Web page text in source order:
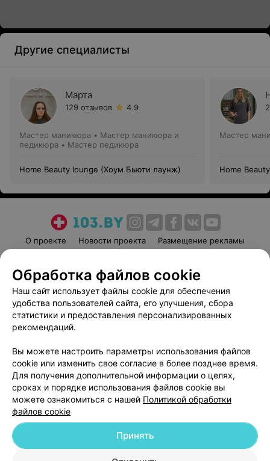
Другие специалисты
Марта
129 отзывов 4.9
Мастер маникюра • Мастер маникюра и
педикюра • Мастер педикюра
Home Beauty lounge (Хоум Бьюти лаунж)
Мастер
Home
О проекте Новости проекта
Размещение рекламы
Пользовательское соглашение
Способы оплаты
Вакансии
Партнеры
Написать руководителю 103.by
Обработка персональных данных
© 2026 ООО «Артокс Лаб», УНП 191700409
| 220012, Республика Беларусь,
Обработка файлов cookie
Наш сайт использует файлы cookie для обеспечения
удобства пользователей сайта, его улучшения, сбора
статистики и предоставления персонализированных
рекомендаций.
Вы можете настроить параметры использования файлов
cookie или изменить свое согласие в более позднее время.
Для получения дополнительной информации о целях,
сроках и порядке использования файлов cookie вы
можете ознакомиться с нашей Политикой обработки
файлов cookie
Принять